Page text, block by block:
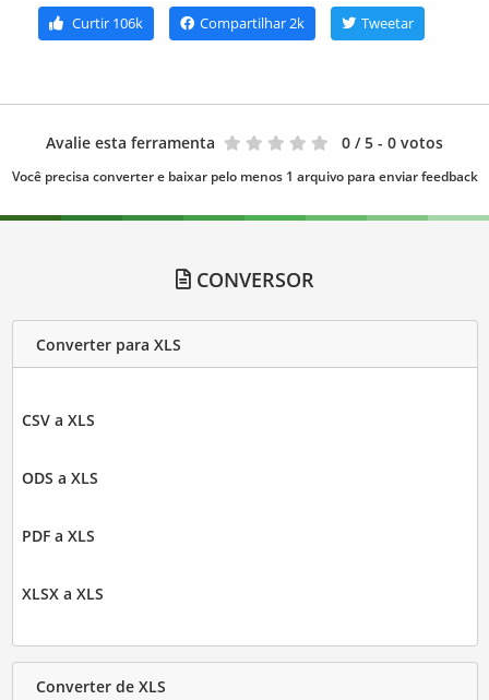
Curtir 106k Compartilhar2k Tweetar
Avalie esta ferramenta 0 / 5 - 0 votos
Você precisa converter e baixar pelo menos 1 arquivo para enviar feedback
CONVERSOR
Converter para XLS
CSV a XLS
ODS a XLS
PDF a XLS
XLSX a XLS
Converter de XLS